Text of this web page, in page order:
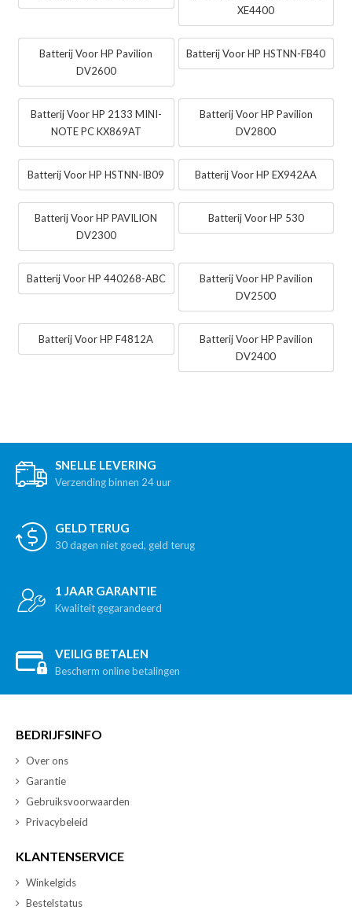
XE4400
Batterij Voor HP Pavilion
DV2600
Batterij Voor HP HSTNN-FB40
Batterij Voor HP 2133 MINI-
NOTE PC KX869AT
Batterij Voor HP Pavilion
DV2800
Batterij Voor HP HSTNN-IB09 Batterij Voor HP EX942AA
Batterij Voor HP PAVILION
DV2300
Batterij Voor HP 530
Batterij Voor HP 440268-ABC
Batterij Voor HP Pavilion
DV2500
Batterij Voor HP F4812A
Batterij Voor HP Pavilion
DV2400
SNELLE LEVERING
Verzending binnen 24 uur
GELD TERUG
30 dagen niet goed, geld terug
1 JAAR GARANTIE
Kwaliteit gegarandeerd
VEILIG BETALEN
Bescherm online betalingen
BEDRIJFSINFO
Over ons
Garantie
Gebruiksvoorwaarden
Privacybeleid
KLANTENSERVICE
Winkelgids
Bestelstatus